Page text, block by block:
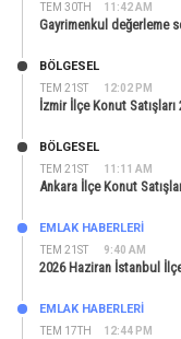
TEM 30TH 11:42 AM
Gayrimenkul değerleme
TEM 21ST 12:02 PM
BÖLGESEL
İzmir İlçe Konut Satışları
TEM 21ST 11:11 AM
BÖLGESEL
Ankara İlçe Konut
TEM 21ST 9:40 AM
EMLAK HABERLERI
2026 Haziran İstanbul
TEM 17TH 12:44 PM
EMLAK HABERLERI